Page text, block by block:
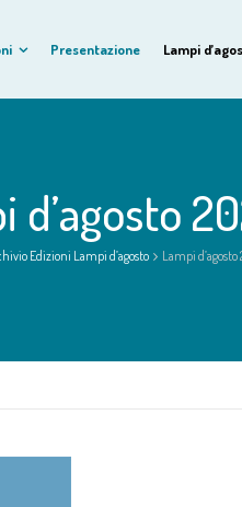
Presentazione Lampi
d’agosto
Edizioni Lampi d’agosto Lampi d’agosto